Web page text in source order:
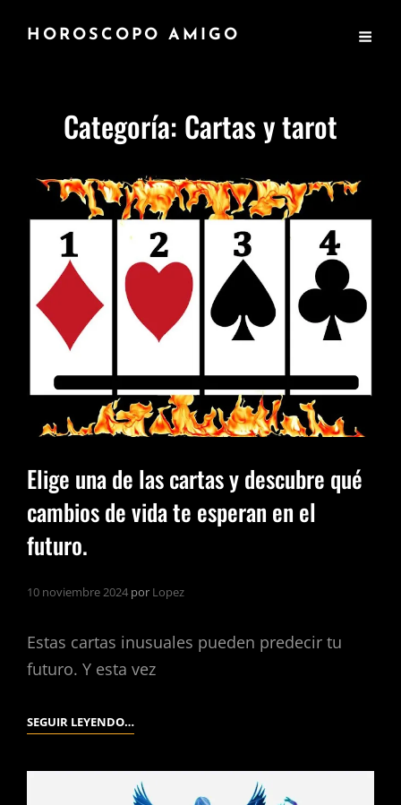
HOROSCOPO AMIGO
Categoría: Cartas y tarot
Elige una de las cartas y descubre qué
cambios de vida te esperan en el
futuro.
10 noviembre 2024 por Lopez
Estas cartas inusuales pueden predecir tu
futuro. Y esta vez
SEGUIR LEYENDO…ELIGE
DE
LAS